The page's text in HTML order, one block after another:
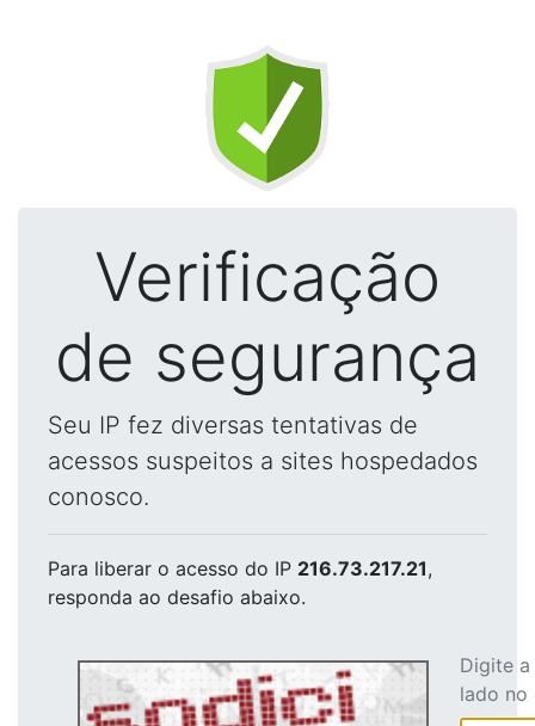
Verificação
de segurança
Seu IP fez diversas tentativas de
acessos suspeitos a sites hospedados
conosco.
Para liberar o acesso do IP 216.73.217.21,
responda ao desafio abaixo.
Digite
lado no